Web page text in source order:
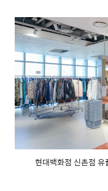
현대백화점 신촌점